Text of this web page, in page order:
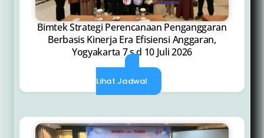
Bimtek Strategi Perencanaan Penganggaran
Berbasis Kinerja Era Efisiensi Anggaran,
Yogyakarta 7 s.d 10 Juli 2026
Lihat Jadwal